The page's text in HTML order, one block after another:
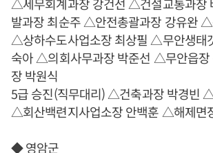
발과장 최순주 △안전총괄과장 강유완
△상하수도사업소장 최상필 △무안생태
숙아 △의회사무과장 박준선 △무안읍
장 박원식
5급 승진(직무대리) △건축과장 박경빈
△회산백련지사업소장 안백훈 △해제면
◆ 영암군